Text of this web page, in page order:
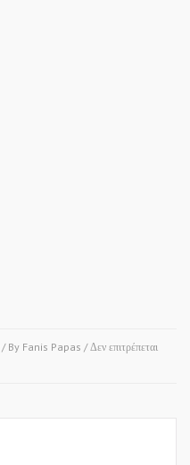
/ By Fanis Papas /Δεν επιτρέπεται